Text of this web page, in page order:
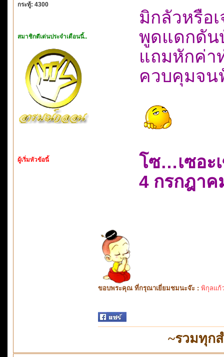
กระทู้: 4300
สมาชิกดีเด่นประจำเดือนนี้..
ผู้เริ่มหัวข้อนี้
มิกลัวหรือ
พูดแดกดัน
แถมหักค่า
ควบคุมจน
โซ…เซอะ
4 กรกฎาค
ขอบพระคุณ ที่กรุณาเยี่ยมชมนะจ๊ะ : พิกุลแก้
~รวมทุก